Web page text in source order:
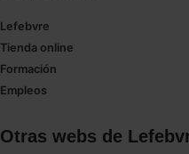
Lefebvre
Tienda online
Formación
Empleos
Otras webs de